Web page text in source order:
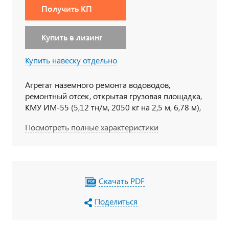
Получить КП
Купить в лизинг
Купить навеску отдельно
Агрегат наземного ремонта водоводов,
ремонтный отсек, открытая грузовая площадка,
КМУ ИМ-55 (5,12 тн/м, 2050 кг на 2,5 м, 6,78 м),
Посмотреть полные характеристики
Скачать PDF
Поделиться